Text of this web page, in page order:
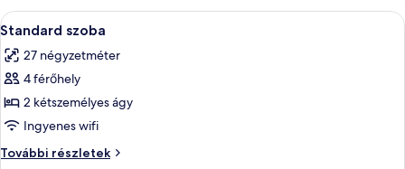
A
következő
szoba
összes
képének
megtekintése:
Standard
Egy szállodai szoba két ággyal,
6
Standard szoba
27 négyzetméter
4 férőhely
2 kétszemélyes ágy
Ingyenes wifi
További részletek
Standard